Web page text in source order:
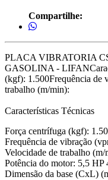
Compartilhe:
PLACA VIBRATORIA
GASOLINA -
(kgf): 1.500Frequência de
trabalho (m/min):
Características Técnicas
Força centrífuga (kgf):
Frequência de vibração
Velocidade de trabalho
Potência do motor: 5,5 HP
Dimensão da base (CxL)